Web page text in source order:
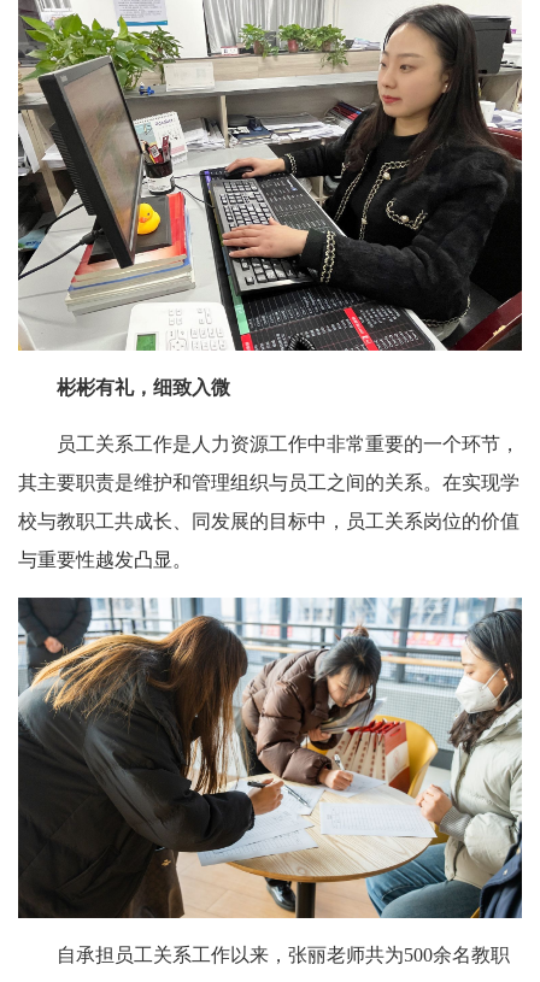
彬彬有礼，细致入微
员工关系工作是人力资源工作中非常重要的一个环节，
其主要职责是维护和管理组织与员工之间的关系。在实现学
校与教职工共成长、同发展的目标中，员工关系岗位的价值
与重要性越发凸显。
自承担员工关系工作以来，张丽老师共为500余名教职